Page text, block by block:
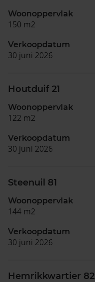
Woonoppervlak
150 m2
Verkoopdatum
30 juni 2026
Houtduif 21
Woonoppervlak
122 m2
Verkoopdatum
30 juni 2026
Steenuil 81
Woonoppervlak
144 m2
Verkoopdatum
30 juni 2026
Hemrikkwartier 82